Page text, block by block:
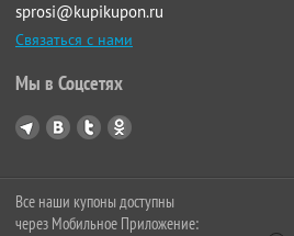
sprosi@kupikupon.ru
Связаться с нами
Мы в Соцсетях
Все наши купоны доступны
через Мобильное Приложение: